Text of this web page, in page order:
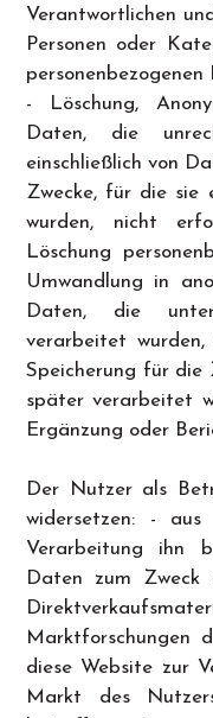
Verantwortlichen
Personen oder
- Löschung,
Daten, die
einschließlich von
Zwecke, für die sie
wurden, nicht
Löschung
Umwandlung in
Daten, die
verarbeitet
Speicherung für die
später verarbeitet
Ergänzung oder
Der Nutzer als
widersetzen: -
Verarbeitung ihn
Daten zum Zweck
Marktforschungen
diese Website zur
Markt des